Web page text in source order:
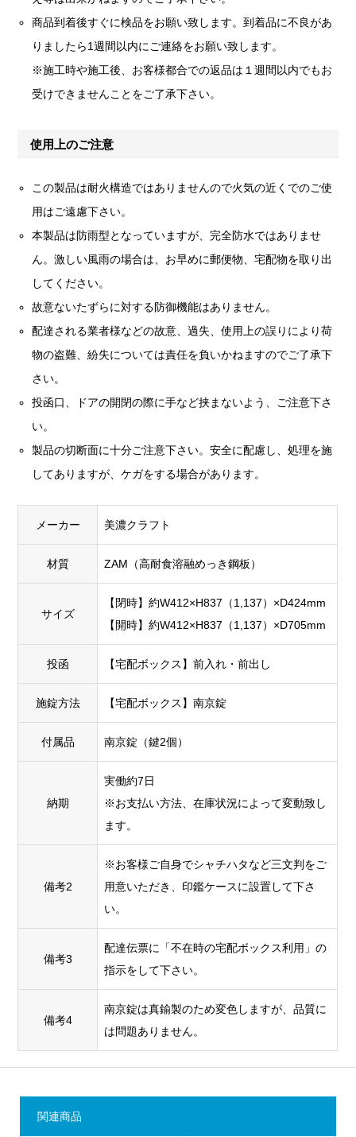
商品到着後すぐに検品をお願い致します。到着品に不良があ
りましたら1週間以内にご連絡をお願い致します。
※施工時や施工後、お客様都合での返品は１週間以内でもお
受けできませんことをご了承下さい。
使用上のご注意
この製品は耐火構造ではありませんので火気の近くでのご使
用はご遠慮下さい。
本製品は防雨型となっていますが、完全防水ではありませ
ん。激しい風雨の場合は、お早めに郵便物、宅配物を取り出
してください。
故意ないたずらに対する防御機能はありません。
配達される業者様などの故意、過失、使用上の誤りにより荷
物の盗難、紛失については責任を負いかねますのでご了承下
さい。
投函口、ドアの開閉の際に手など挟まないよう、ご注意下さ
い。
製品の切断面に十分ご注意下さい。安全に配慮し、処理を施
してありますが、ケガをする場合があります。
メーカー 美濃クラフト
材質 ZAM（高耐食溶融めっき鋼板）
サイズ
【閉時】約W412×H837（1,137）×D424mm
【開時】約W412×H837（1,137）×D705mm
投函 【宅配ボックス】前入れ・前出し
施錠方法 【宅配ボックス】南京錠
付属品 南京錠（鍵2個）
納期
実働約7日
※お支払い方法、在庫状況によって変動致し
ます。
備考2
※お客様ご自身でシャチハタなど三文判をご
用意いただき、印鑑ケースに設置して下さ
い。
備考3
配達伝票に「不在時の宅配ボックス利用」の
指示をして下さい。
備考4
南京錠は真鍮製のため変色しますが、品質に
は問題ありません。
関連商品